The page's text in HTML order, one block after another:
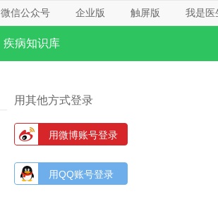
微信公众号 企业版 触屏版 我是医
疾病知识库
用其他方式登录
用微博账号登录
用QQ账号登录